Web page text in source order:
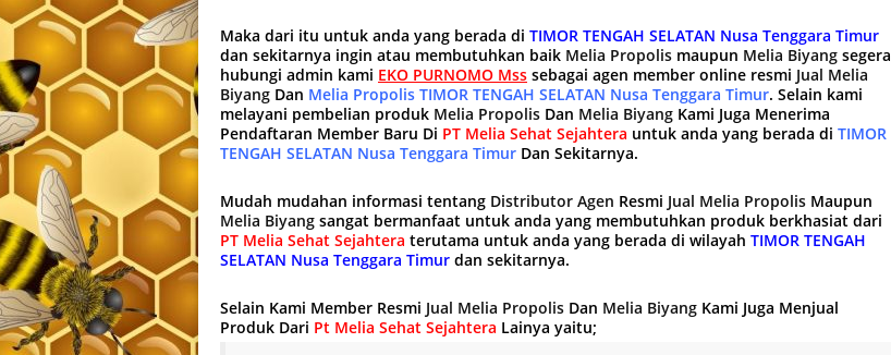
Maka dari itu untuk anda yang berada di TIMOR TENGAH SELATAN Nusa Tenggara Timur
dan sekitarnya ingin atau membutuhkan baik Melia Propolis maupun Melia Biyang segera
hubungi admin kami EKO PURNOMO Mss sebagai agen member online resmi Jual Melia
Biyang Dan Melia Propolis TIMOR TENGAH SELATAN Nusa Tenggara Timur. Selain kami
melayani pembelian produk Melia Propolis Dan Melia Biyang Kami Juga Menerima
Pendaftaran Member Baru Di PT Melia Sehat Sejahtera untuk anda yang berada di TIMOR
TENGAH SELATAN Nusa Tenggara Timur Dan Sekitarnya.
Mudah mudahan informasi tentang Distributor Agen Resmi Jual Melia Propolis Maupun
Melia Biyang sangat bermanfaat untuk anda yang membutuhkan produk berkhasiat dari
PT Melia Sehat Sejahtera terutama untuk anda yang berada di wilayah TIMOR TENGAH
SELATAN Nusa Tenggara Timur dan sekitarnya.
Selain Kami Member Resmi Jual Melia Propolis Dan Melia Biyang Kami Juga Menjual
Produk Dari Pt Melia Sehat Sejahtera Lainya yaitu;